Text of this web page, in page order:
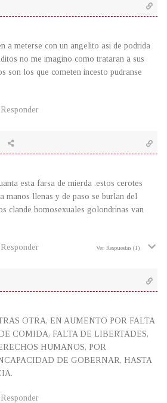
a meterse con un angelito asi de podrida
no me imagino como trataran a sus
son los que cometen incesto pudranse
Responder
esta farsa de mierda .estos cerotes
manos llenas y de paso se burlan del
clande homosexuales golondrinas van
Responder Ver Respuestas (1)
OTRA, EN AUMENTO POR FALTA
COMIDA, FALTA DE LIBERTADES,
HUMANOS, POR
DE GOBERNAR, HASTA
Responder